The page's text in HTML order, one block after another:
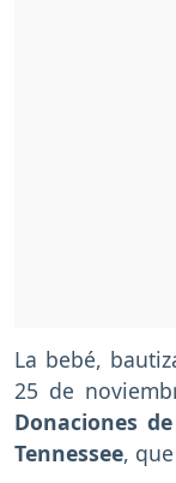
La bebé,
25 de
Donaciones
Tennessee,